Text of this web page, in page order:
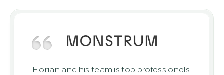
realizzato con successo progetti con
Florian and his team is top professionels